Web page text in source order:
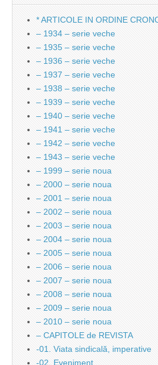
* ARTICOLE IN ORDINE
– 1934 – serie veche
– 1935 – serie veche
– 1936 – serie veche
– 1937 – serie veche
– 1938 – serie veche
– 1939 – serie veche
– 1940 – serie veche
– 1941 – serie veche
– 1942 – serie veche
– 1943 – serie veche
– 1999 – serie noua
– 2000 – serie noua
– 2001 – serie noua
– 2002 – serie noua
– 2003 – serie noua
– 2004 – serie noua
– 2005 – serie noua
– 2006 – serie noua
– 2007 – serie noua
– 2008 – serie noua
– 2009 – serie noua
– 2010 – serie noua
– CAPITOLE de REVISTA
-01. Viata sindicală, imperative
-02. Eveniment